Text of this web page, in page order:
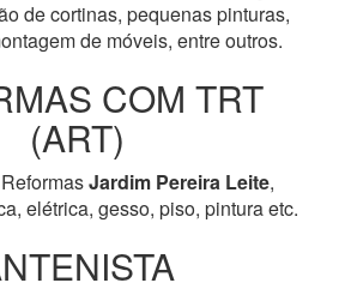
de cortinas, pequenas pinturas,
de móveis, entre outros.
COM TRT
(ART)
Jardim Pereira Leite,
elétrica, gesso, piso, pintura etc.